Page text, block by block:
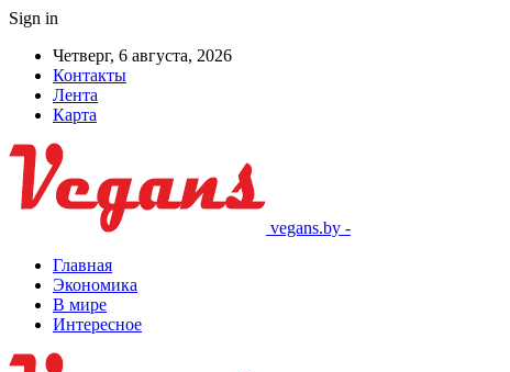
Sign in
Четверг, 6 августа, 2026
Контакты
Лента
Карта
vegans.by -
Главная
Экономика
В мире
Интересное